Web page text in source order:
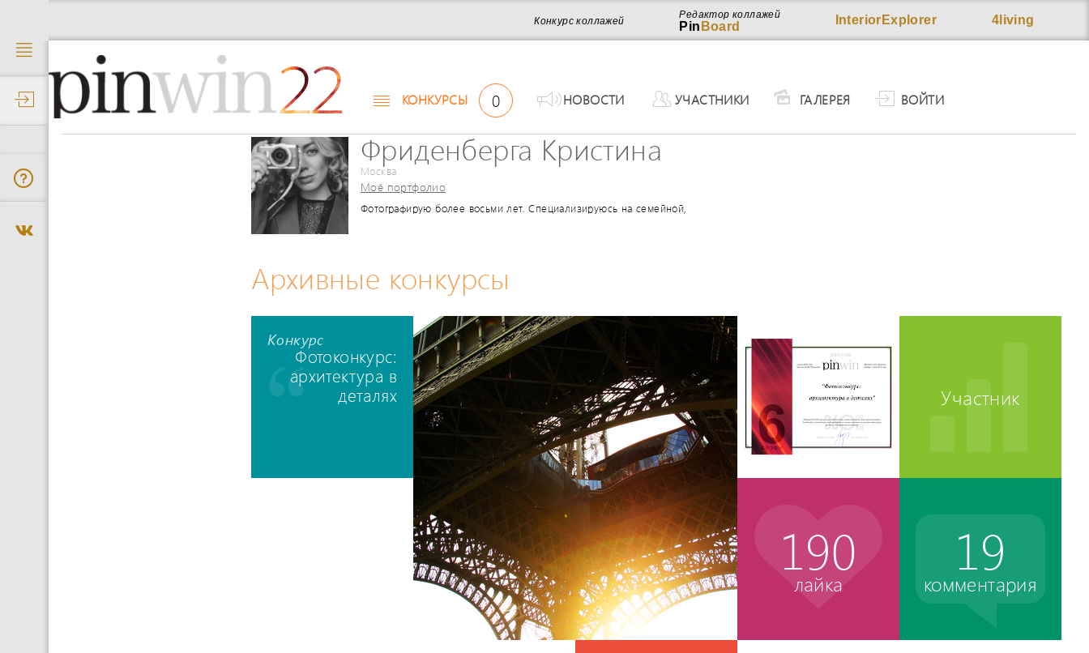
4living
InteriorExplorer
Редактор коллажей
Pin Board
Конкурс коллажей
22 КОНКУРСЫ 0 НОВОСТИ УЧАСТНИКИ ГАЛЕРЕЯ ВОЙТИ
Фриденберга Кристина
Москва
Моё портфолио
Фотографирую более восьми лет. Специализируюсь на семейной,
Архивные конкурсы
Конкурс
Фотоконкурс:
архитектура в
деталях
Участник
190
лайка
19
комментария